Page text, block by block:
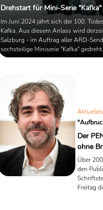
Drehstart für Mini-Serie "Kafka"
Im Juni 2024 jährt sich der 100.
Kafka. Aus diesem Anlass wird
Salzburg - im Auftrag aller ARD-
sechsteilige Miniserie "Kafka"
die Drehbücher stammen von
Aktuelles
Der
ohne
Über
den
Freitag